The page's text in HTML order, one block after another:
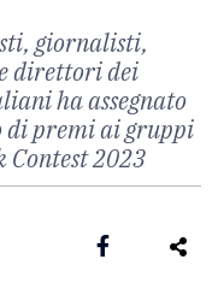
giornalisti,
direttori dei
ha assegnato
di premi ai gruppi
Contest 2023